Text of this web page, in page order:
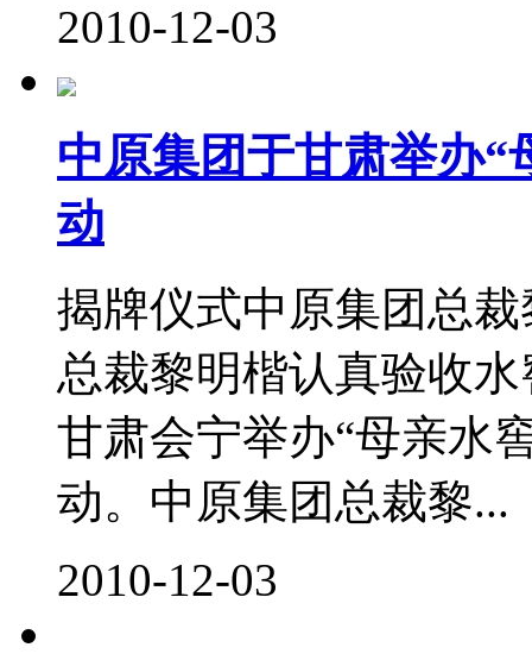
2010-12-03
中原集团于甘肃举办“
动
揭牌仪式中原集团总
总裁黎明楷认真验收
甘肃会宁举办“母亲水
动。中原集团总裁黎...
2010-12-03